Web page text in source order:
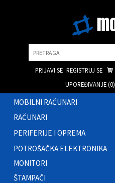
PRIJAVI SE REGISTRUJ SE
UPOREĐIVANJE (0)
MOBILNI RAČUNARI
RAČUNARI
PERIFERIJE I OPREMA
POTROŠAČKA ELEKTRONIKA
MONITORI
ŠTAMPAČI